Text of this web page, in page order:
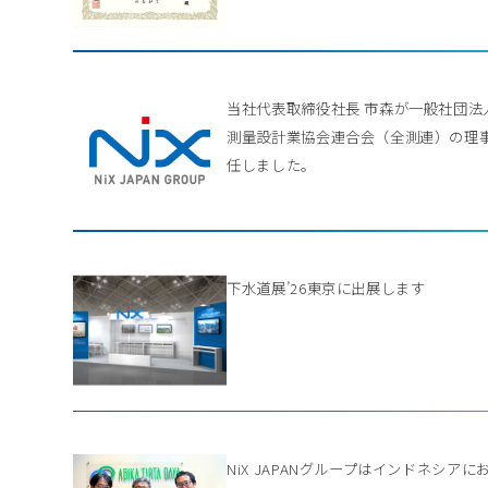
当社代表取締役社長 市森が一般社団法
測量設計業協会連合会（全測連）の理
任しました。
下水道展’26東京に出展します
NiX JAPANグループはインドネシアに